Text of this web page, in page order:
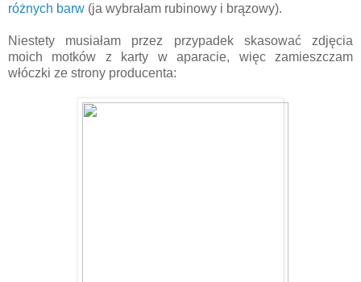
różnych barw (ja wybrałam rubinowy i brązowy).
Niestety musiałam przez przypadek skasować zdjęcia
moich motków z karty w aparacie, więc zamieszczam
włóczki ze strony producenta: